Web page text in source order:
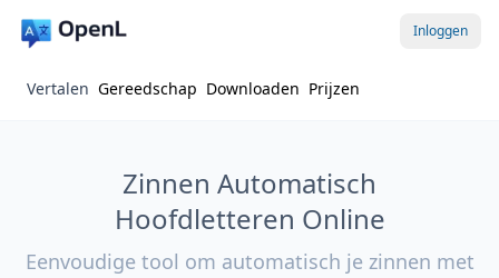
Inloggen
Vertalen Gereedschap Downloaden Prijzen
Zinnen Automatisch
Hoofdletteren Online
Eenvoudige tool om automatisch je zinnen met